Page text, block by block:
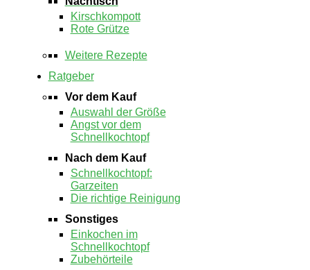
Kirschkompott
Rote Grütze
Weitere Rezepte
Ratgeber
Vor dem Kauf
Auswahl der Größe
Angst vor dem
Schnellkochtopf
Nach dem Kauf
Schnellkochtopf:
Garzeiten
Die richtige Reinigung
Sonstiges
Einkochen im
Schnellkochtopf
Zubehörteile